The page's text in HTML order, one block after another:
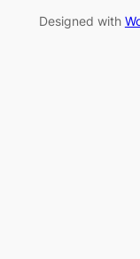
Designed with